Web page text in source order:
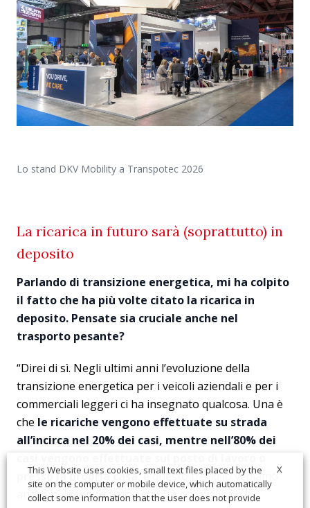
Lo stand DKV Mobility a Transpotec 2026
La ricarica in futuro sarà (soprattutto) in
deposito
Parlando di transizione energetica, mi ha colpito
il fatto che ha più volte citato la ricarica in
deposito. Pensate sia cruciale anche nel
trasporto pesante?
“Direi di sì. Negli ultimi anni l’evoluzione della
transizione energetica per i veicoli aziendali e per i
commerciali leggeri ci ha insegnato qualcosa. Una è
che le ricariche vengono effettuate su strada
all’incirca nel 20% dei casi, mentre nell’80% dei
presso la propria casa, e questo trend lo vediamo
anche nel mondo truck, con un parallelismo
X
This Website uses cookies, small text files placed by the
site on the computer or mobile device, which automatically
collect some information that the user does not provide